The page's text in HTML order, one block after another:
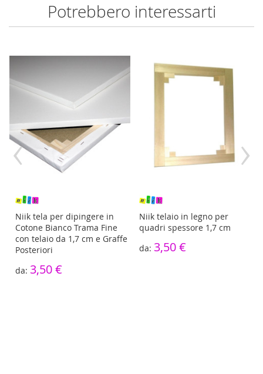
Potrebbero interessarti
Niik tela per dipingere in
Cotone Bianco Trama Fine
con telaio da 1,7 cm e Graffe
Posteriori
3,50 €
Niik telaio in legno per
quadri spessore 1,7 cm
3,50 €
‹ ›